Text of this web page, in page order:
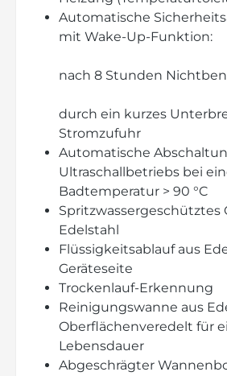
Automatische
mit Wake-Up-Funktion:
nach 8 Stunden
durch ein kurzes
Stromzufuhr
Automatische
Ultraschallbetriebs bei
Badtemperatur > 90 °C
Spritzwassergeschütztes
Edelstahl
Flüssigkeitsablauf aus
Geräteseite
Trockenlauf-Erkennung
Reinigungswanne aus
Oberflächenveredelt für
Lebensdauer
Abgeschrägter